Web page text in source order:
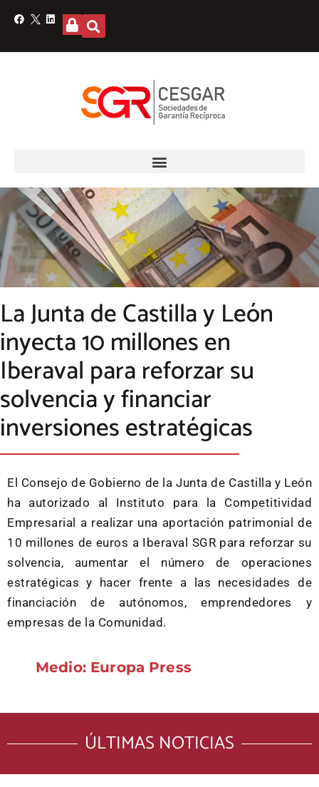
La Junta de Castilla y León
inyecta 10 millones en
Iberaval para reforzar su
solvencia y financiar
inversiones estratégicas
El Consejo de Gobierno de la Junta de Castilla y León
ha autorizado al Instituto para la Competitividad
Empresarial a realizar una aportación patrimonial de
10 millones de euros a Iberaval SGR para reforzar su
solvencia, aumentar el número de operaciones
estratégicas y hacer frente a las necesidades de
financiación de autónomos, emprendedores y
empresas de la Comunidad.
Medio: Europa Press
ÚLTIMAS NOTICIAS